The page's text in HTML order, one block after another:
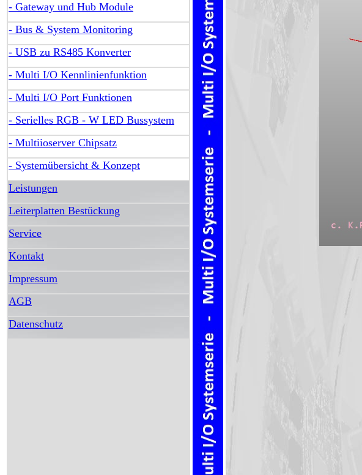
- Gateway und Hub Module
- Bus & System Monitoring
- USB zu RS485 Konverter
- Multi I/O Kennlinienfunktion
- Multi I/O Port Funktionen
- Serielles RGB - W LED Bussystem
- Multiioserver Chipsatz
- Systemübersicht & Konzept
Leistungen
Leiterplatten Bestückung
Service
Kontakt
Impressum
AGB
Datenschutz